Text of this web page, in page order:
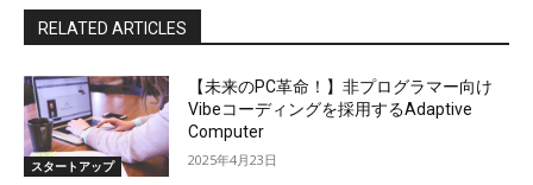
RELATED ARTICLES
スタートアップ
【未来のPC革命！】非プログラマー向け
Vibeコーディングを採用するAdaptive
Computer
2025年4月23日